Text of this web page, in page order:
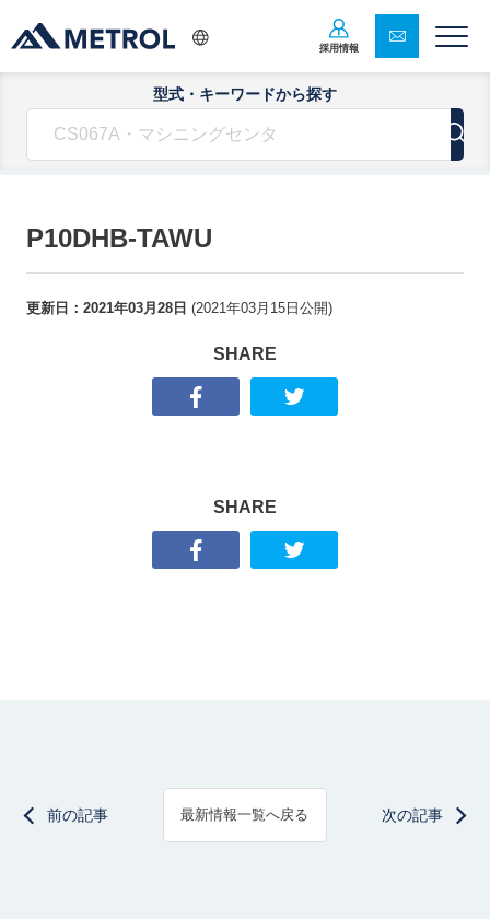
採用情報
型式・キーワードから探す
P10DHB-TAWU
更新日： 2021年03月28日 (2021年03月15日 公開)
SHARE
SHARE
前の記事 最新情報一覧へ戻る 次の記事